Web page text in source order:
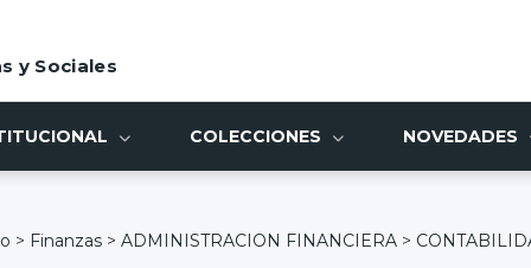
y Sociales
COLECCIONES NOVEDADES
> Finanzas > ADMINISTRACION FINANCIERA >